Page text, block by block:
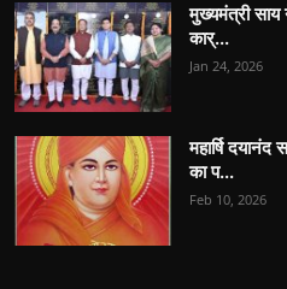
मुख्यमंत्री
कार्...
Jan 24, 2026
महार्षि
का प...
Feb 10, 2026